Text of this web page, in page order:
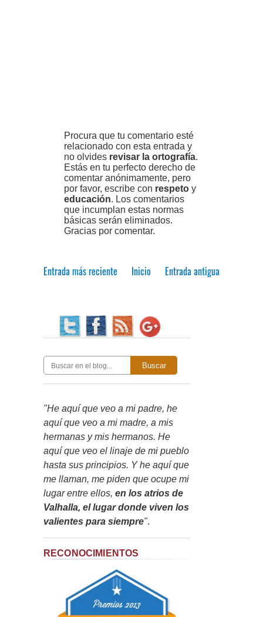
Procura que tu comentario esté
relacionado con esta entrada y
no olvides revisar la ortografía.
Estás en tu perfecto derecho de
comentar anónimamente, pero
por favor, escribe con respeto y
educación. Los comentarios
que incumplan estas normas
básicas serán eliminados.
Gracias por comentar.
Entrada más reciente Entrada antigua
Inicio
Buscar
"He aquí que veo a mi padre, he
aquí que veo a mi madre, a mis
hermanas y mis hermanos. He
aquí que veo el linaje de mi pueblo
hasta sus principios. Y he aquí que
me llaman, me piden que ocupe mi
lugar entre ellos, en los atrios de
Valhalla, el lugar donde viven los
valientes para siempre".
RECONOCIMIENTOS